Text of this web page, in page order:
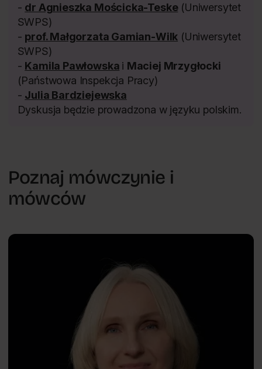
- dr Agnieszka Mościcka-Teske(Uniwersytet
SWPS)
- prof. Małgorzata Gamian-Wilk (Uniwersytet
SWPS)
- Kamila Pawłowska i Maciej Mrzygłocki
(Państwowa Inspekcja Pracy)
- Julia Bardziejewska
Dyskusja będzie prowadzona w języku polskim.
Poznaj mówczynie i
mówców
Dobrostan w miejscu pracy
Małgorzata